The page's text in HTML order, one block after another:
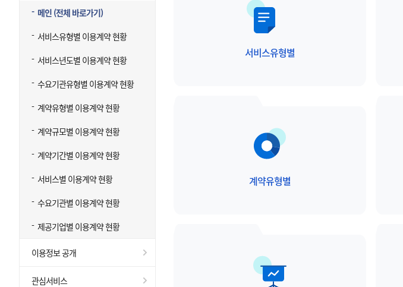
메인 (전체 바로가기)
서비스유형별 이용계약 현황
서비스년도별 이용계약 현황
수요기관유형별 이용계약 현황
계약유형별 이용계약 현황
계약규모별 이용계약 현황
계약기간별 이용계약 현황
서비스별 이용계약 현황
수요기관별 이용계약 현황
제공기업별 이용계약 현황
이용정보 공개
관심서비스
서비스유형별
계약유형별